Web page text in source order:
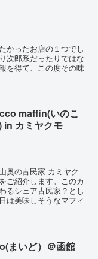
かったお店の１つでし
次郎系だったりではな
を得て、この度その味
maffin(いのこ
in カミヤクモ
奥の古民家 カミヤク
ご紹介します。このカ
るシェア古民家？とし
は美味しそうなマフィ
まいど）＠函館